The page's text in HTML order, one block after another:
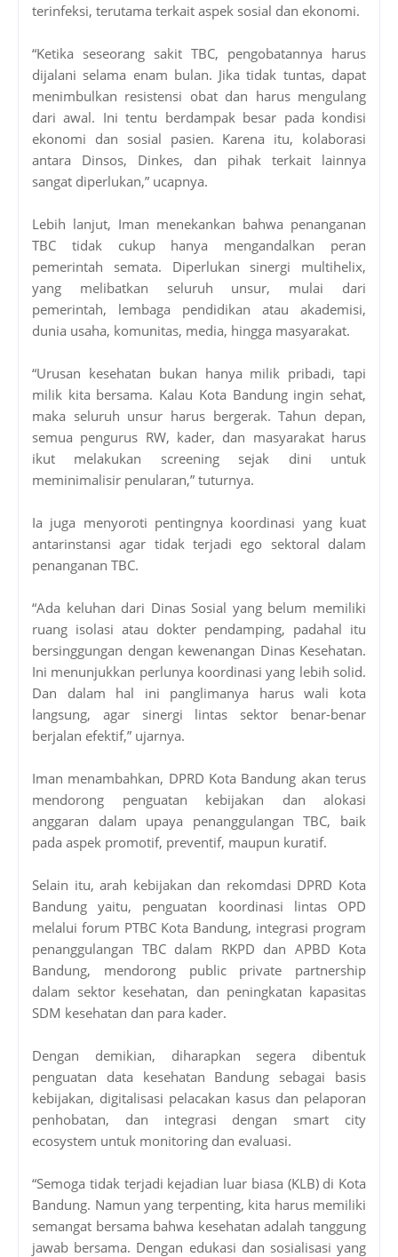
terinfeksi, terutama terkait aspek sosial dan ekonomi.
“Ketika seseorang sakit TBC, pengobatannya harus
dijalani selama enam bulan. Jika tidak tuntas, dapat
menimbulkan resistensi obat dan harus mengulang
dari awal. Ini tentu berdampak besar pada kondisi
ekonomi dan sosial pasien. Karena itu, kolaborasi
antara Dinsos, Dinkes, dan pihak terkait lainnya
sangat diperlukan,” ucapnya.
Lebih lanjut, Iman menekankan bahwa penanganan
TBC tidak cukup hanya mengandalkan peran
pemerintah semata. Diperlukan sinergi multihelix,
yang melibatkan seluruh unsur, mulai dari
pemerintah, lembaga pendidikan atau akademisi,
dunia usaha, komunitas, media, hingga masyarakat.
“Urusan kesehatan bukan hanya milik pribadi, tapi
milik kita bersama. Kalau Kota Bandung ingin sehat,
maka seluruh unsur harus bergerak. Tahun depan,
semua pengurus RW, kader, dan masyarakat harus
ikut melakukan screening sejak dini untuk
meminimalisir penularan,” tuturnya.
Ia juga menyoroti pentingnya koordinasi yang kuat
antarinstansi agar tidak terjadi ego sektoral dalam
penanganan TBC.
“Ada keluhan dari Dinas Sosial yang belum memiliki
ruang isolasi atau dokter pendamping, padahal itu
bersinggungan dengan kewenangan Dinas Kesehatan.
Ini menunjukkan perlunya koordinasi yang lebih solid.
Dan dalam hal ini panglimanya harus wali kota
langsung, agar sinergi lintas sektor benar-benar
berjalan efektif,” ujarnya.
Iman menambahkan, DPRD Kota Bandung akan terus
mendorong penguatan kebijakan dan alokasi
anggaran dalam upaya penanggulangan TBC, baik
pada aspek promotif, preventif, maupun kuratif.
Selain itu, arah kebijakan dan rekomdasi DPRD Kota
Bandung yaitu, penguatan koordinasi lintas OPD
melalui forum PTBC Kota Bandung, integrasi program
penanggulangan TBC dalam RKPD dan APBD Kota
Bandung, mendorong public private partnership
dalam sektor kesehatan, dan peningkatan kapasitas
SDM kesehatan dan para kader.
Dengan demikian, diharapkan segera dibentuk
penguatan data kesehatan Bandung sebagai basis
kebijakan, digitalisasi pelacakan kasus dan pelaporan
penhobatan, dan integrasi dengan smart city
ecosystem untuk monitoring dan evaluasi.
“Semoga tidak terjadi kejadian luar biasa (KLB) di Kota
Bandung. Namun yang terpenting, kita harus memiliki
semangat bersama bahwa kesehatan adalah tanggung
jawab bersama. Dengan edukasi dan sosialisasi yang